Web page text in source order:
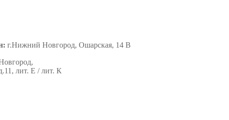
г.Нижний Новгород, Ошарская, 14 В
лит. Е / лит. К